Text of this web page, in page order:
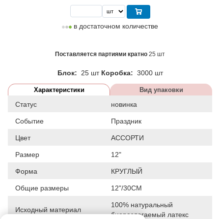
в достаточном количестве
Поставляется партиями кратно 25 шт
Блок: 25 шт Коробка: 3000 шт
Характеристики Вид упаковки
Статус новинка
Событие Праздник
Цвет АССОРТИ
Размер 12"
Форма КРУГЛЫЙ
Общие размеры 12"/30СМ
Исходный материал
100% натуральный
биоразлагаемый латекс